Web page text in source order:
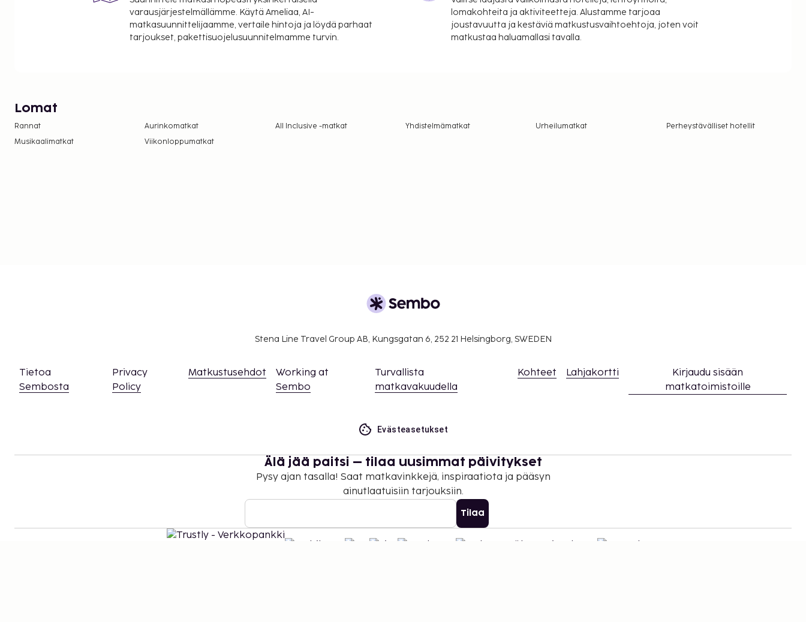
varausjärjestelmällämme. Käytä Ameliaa, AI-
matkasuunnittelijaamme, vertaile hintoja ja löydä parhaat
tarjoukset, pakettisuojelusuunnitelmamme turvin.
lomakohteita ja aktiviteetteja. Alustamme tarjoaa
joustavuutta ja kestäviä matkustusvaihtoehtoja, joten voit
matkustaa haluamallasi tavalla.
Lomat
Rannat Aurinkomatkat All Inclusive -matkat Yhdistelmämatkat Urheilumatkat
Perheystävälliset hotellit
Musikaalimatkat
Viikonloppumatkat
Stena Line Travel Group AB, Kungsgatan 6, 252 21 Helsingborg, SWEDEN
Tietoa
Sembosta
Privacy
Policy
Matkustusehdot
Working at
Sembo
Turvallista
matkavakuudella
Kohteet Lahjakortti
Kirjaudu sisään
matkatoimistoille
Evästeasetukset
Älä jää paitsi – tilaa uusimmat päivitykset
Pysy ajan tasalla! Saat matkavinkkejä, inspiraatiota ja pääsyn
ainutlaatuisiin tarjouksiin.
Tilaa